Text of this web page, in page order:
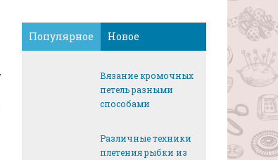
Популярное Новое
Вязание кромочных
петель разными
способами
Различные техники
плетения рыбки из